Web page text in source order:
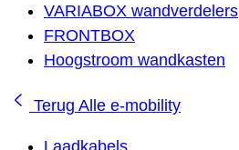
VARIABOX wandverdelers
FRONTBOX
Hoogstroom wandkasten
Terug Alle e-mobility
Laadkabels